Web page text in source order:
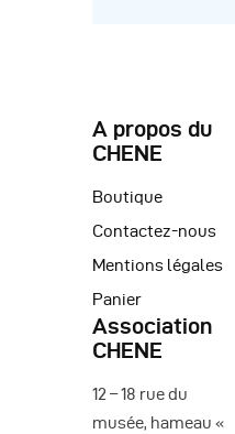
A propos du
CHENE
Boutique
Contactez-nous
Mentions légales
Panier
Association
CHENE
12 – 18 rue du
musée, hameau «